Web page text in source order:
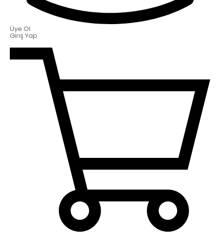
Üye Ol
Giriş Yap